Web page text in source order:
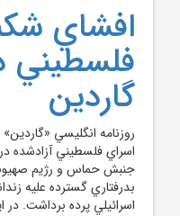
افشاي
فلسطيني
گاردين
روزنامه انگليسي
اسراي فلسطيني آزادشده
جنبش حماس و رژيم
بدرفتاري گسترده عليه
اسرائيلي پرده برداشت.